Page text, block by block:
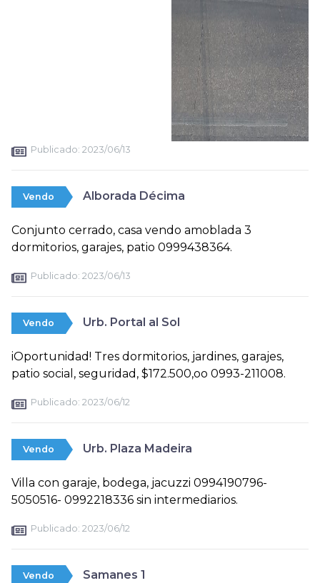
Publicado: 2023/06/13
Vendo Alborada Décima
Conjunto cerrado, casa vendo amoblada 3
dormitorios, garajes, patio 0999438364.
Publicado: 2023/06/13
Vendo Urb. Portal al Sol
iOportunidad! Tres dormitorios, jardines, garajes,
patio social, seguridad, $172.500,oo 0993-211008.
Publicado: 2023/06/12
Vendo Urb. Plaza Madeira
Villa con garaje, bodega, jacuzzi 0994190796-
5050516- 0992218336 sin intermediarios.
Publicado: 2023/06/12
Vendo Samanes 1